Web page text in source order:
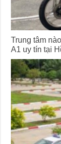
Trung tâm
A1 uy tín tại